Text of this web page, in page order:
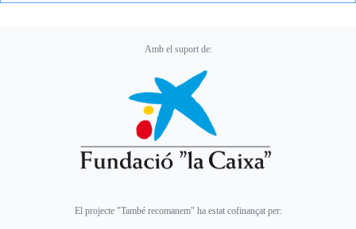
Amb el suport de:
El projecte "També recomanem" ha estat cofinançat per: